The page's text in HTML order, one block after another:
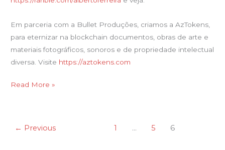
Em parceria com a Bullet Produções, criamos a AzTokens,
para eternizar na blockchain documentos, obras de arte e
materiais fotográficos, sonoros e de propriedade intelectual
diversa. Visite https://aztokens.com
Read More »
← Previous 1 … 5 6